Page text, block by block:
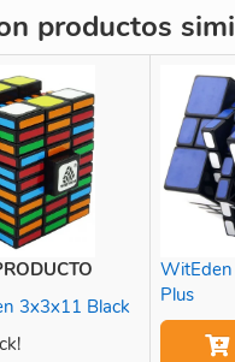
productos
3x3x11 Black
Plus